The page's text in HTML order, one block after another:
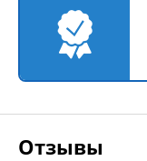
Отзывы